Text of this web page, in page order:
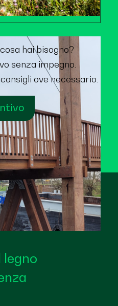
hai bisogno?
senza impegno.
ove necessario.
legno